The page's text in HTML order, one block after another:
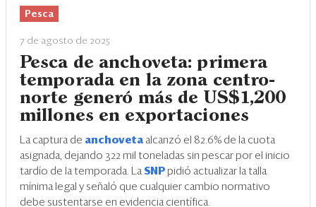
Pesca
7 de agosto de 2025
Pesca de anchoveta: primera
temporada en la zona centro-
norte generó más de US$1,200
millones en exportaciones
La captura de anchoveta alcanzó el 82.6% de la cuota
asignada, dejando 322 mil toneladas sin pescar por el inicio
tardío de la temporada. La SNP pidió actualizar la talla
mínima legal y señaló que cualquier cambio normativo
debe sustentarse en evidencia científica.